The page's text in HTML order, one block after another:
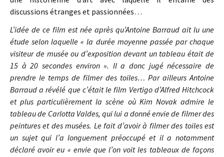
discussions étranges et passionnées…
L’idée de ce film est née après qu’Antoine Barraud ait lu une
étude selon laquelle « la durée moyenne passée par chaque
visiteur de musée ou d’exposition devant un tableau était de
15 à 20 secondes environ ». Il a donc jugé nécessaire de
prendre le temps de filmer des toiles… Par ailleurs Antoine
Barraud a révélé que c’était le film Vertigo d’Alfred Hitchcock
et plus particulièrement la scène où Kim Novak admire le
tableau de Carlotta Valdes, qui lui a donné envie de filmer des
peintures et des musées. Le fait d’avoir à filmer des toiles est
un sujet qui l’a longuement préoccupé et il a notamment
déclaré avoir eu « envie que l’on voit les tableaux de façons